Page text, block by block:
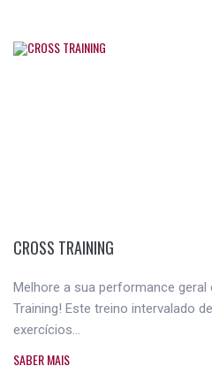
CROSS TRAINING
Melhore a sua performance
Training! Este treino intervalado
exercícios...
SABER MAIS